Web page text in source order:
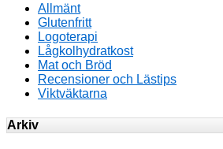
Allmänt
Glutenfritt
Logoterapi
Lågkolhydratkost
Mat och Bröd
Recensioner och Lästips
Viktväktarna
Arkiv